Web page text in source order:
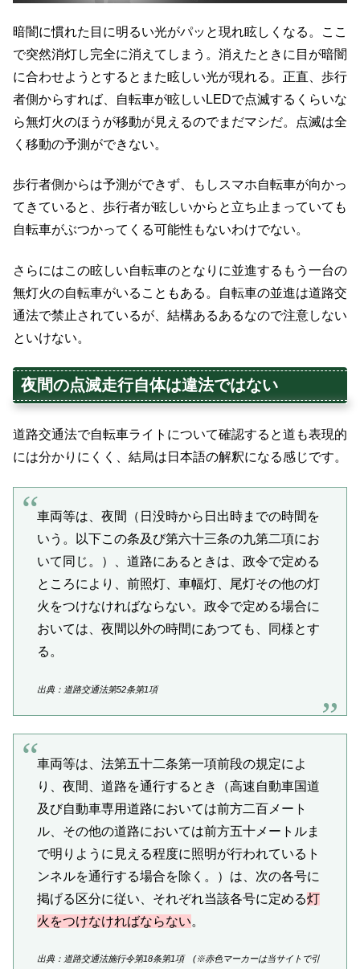
暗闇に慣れた目に明るい光がパッと現れ眩しくなる。ここ
で突然消灯し完全に消えてしまう。消えたときに目が暗闇
に合わせようとするとまた眩しい光が現れる。正直、歩行
者側からすれば、自転車が眩しいLEDで点滅するくらいな
ら無灯火のほうが移動が見えるのでまだマシだ。点滅は全
く移動の予測ができない。
歩行者側からは予測ができず、もしスマホ自転車が向かっ
てきていると、歩行者が眩しいからと立ち止まっていても
自転車がぶつかってくる可能性もないわけでない。
さらにはこの眩しい自転車のとなりに並進するもう一台の
無灯火の自転車がいることもある。自転車の並進は道路交
通法で禁止されているが、結構あるあるなので注意しない
といけない。
夜間の点滅走行自体は違法ではない
道路交通法で自転車ライトについて確認すると道も表現的
には分かりにくく、結局は日本語の解釈になる感じです。
車両等は、夜間（日没時から日出時までの時間を
いう。以下この条及び第六十三条の九第二項にお
いて同じ。）、道路にあるときは、政令で定める
ところにより、前照灯、車幅灯、尾灯その他の灯
火をつけなければならない。政令で定める場合に
おいては、夜間以外の時間にあつても、同様とす
る。
出典：道路交通法第52条第1項
車両等は、法第五十二条第一項前段の規定によ
り、夜間、道路を通行するとき（高速自動車国道
及び自動車専用道路においては前方二百メート
ル、その他の道路においては前方五十メートルま
で明りように見える程度に照明が行われているト
ンネルを通行する場合を除く。）は、次の各号に
掲げる区分に従い、それぞれ当該各号に定める灯
火をつけなければならない。
出典：道路交通法施行令第18条第1項 (※赤色マーカーは当サイトで引